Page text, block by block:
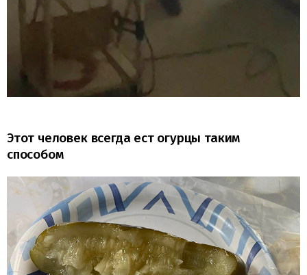
Этот человек всегда ест огурцы таким
способом